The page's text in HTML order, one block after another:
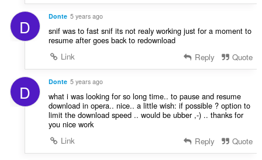
D Donte 5 years ago
snif was to fast snif its not realy working just for a moment to
resume after goes back to redownload
Link
Reply Quote
D Donte 5 years ago
what i was looking for so long time.. to pause and resume
download in opera.. nice.. a little wish: if possible ? option to
limit the download speed .. would be ubber ,-) .. thanks for
you nice work
Link
Reply Quote